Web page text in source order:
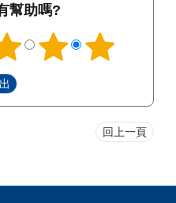
幫助嗎?
回上一頁